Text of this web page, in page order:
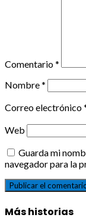
Comentario*
Nombre*
Correo electrónico
Web
Guarda mi
navegador para la
Más historias